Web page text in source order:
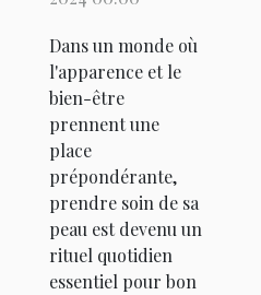
rester
radieux en
toute saison
Dans un monde où
l'apparence et le
bien-être
prennent une
place
prépondérante,
prendre soin de sa
peau est devenu un
rituel quotidien
essentiel pour bon